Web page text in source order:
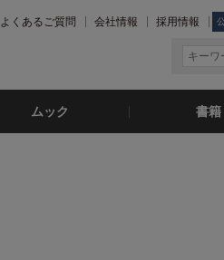
よくあるご質問 会社情報 採用情報
ムック 書籍